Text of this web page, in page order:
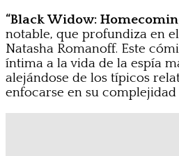
“Black Widow:
notable, que profundiza en
Natasha Romanoff. Este
íntima a la vida de la espía
alejándose de los típicos
enfocarse en su